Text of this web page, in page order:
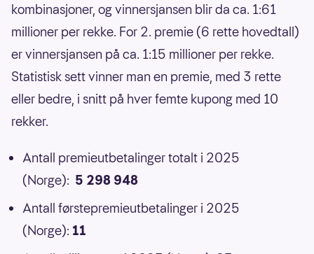
kombinasjoner, og vinnersjansen blir da ca. 1:61
millioner per rekke. For 2. premie (6 rette hovedtall)
er vinnersjansen på ca. 1:15 millioner per rekke.
Statistisk sett vinner man en premie, med 3 rette
eller bedre, i snitt på hver femte kupong med 10
rekker.
Antall premieutbetalinger totalt i 2025
(Norge): 5 298 948
Antall førstepremieutbetalinger i 2025
(Norge): 11